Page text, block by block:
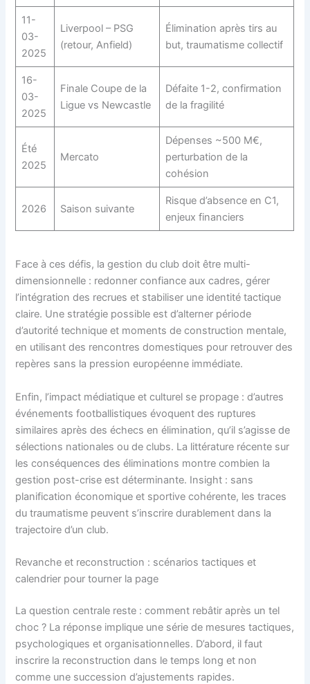
11-
03-
2025
Liverpool – PSG
(retour, Anfield)
Élimination après tirs au
but, traumatisme collectif
16-
03-
2025
Finale Coupe de la
Ligue vs Newcastle
Défaite 1-2, confirmation
de la fragilité
Été
2025
Mercato
Dépenses ~500 M€,
perturbation de la
cohésion
2026 Saison suivante
Risque d’absence en C1,
enjeux financiers
Face à ces défis, la gestion du club doit être multi-
dimensionnelle : redonner confiance aux cadres, gérer
l’intégration des recrues et stabiliser une identité tactique
claire. Une stratégie possible est d’alterner période
d’autorité technique et moments de construction mentale,
en utilisant des rencontres domestiques pour retrouver des
repères sans la pression européenne immédiate.
Enfin, l’impact médiatique et culturel se propage : d’autres
événements footballistiques évoquent des ruptures
similaires après des échecs en élimination, qu’il s’agisse de
sélections nationales ou de clubs. La littérature récente sur
les conséquences des éliminations montre combien la
gestion post-crise est déterminante. Insight : sans
planification économique et sportive cohérente, les traces
du traumatisme peuvent s’inscrire durablement dans la
trajectoire d’un club.
Revanche et reconstruction : scénarios tactiques et
calendrier pour tourner la page
La question centrale reste : comment rebâtir après un tel
choc ? La réponse implique une série de mesures tactiques,
psychologiques et organisationnelles. D’abord, il faut
inscrire la reconstruction dans le temps long et non
comme une succession d’ajustements rapides.